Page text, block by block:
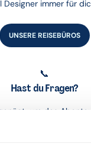
Designer immer für
UNSERE REISEBÜROS
📞
Hast du Fragen?
um das